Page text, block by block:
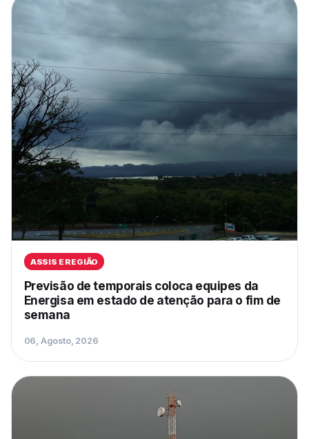
ASSIS E REGIÃO
Previsão de temporais coloca equipes da
Energisa em estado de atenção para o fim de
semana
06, Agosto, 2026